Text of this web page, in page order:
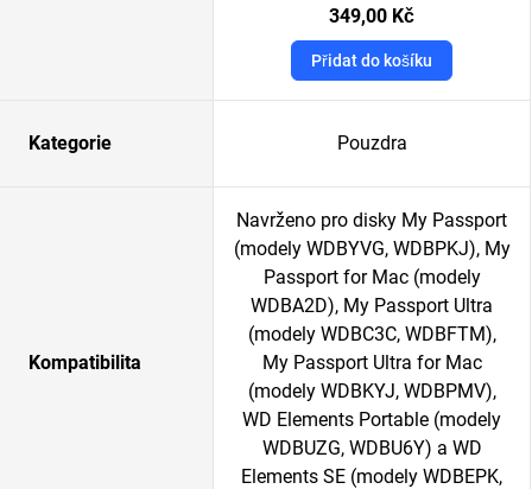
349,00 Kč
Přidat do košíku
Kategorie Pouzdra
Kompatibilita
Navrženo pro disky My Passport
(modely WDBYVG, WDBPKJ), My
Passport for Mac (modely
WDBA2D), My Passport Ultra
(modely WDBC3C, WDBFTM),
My Passport Ultra for Mac
(modely WDBKYJ, WDBPMV),
WD Elements Portable (modely
WDBUZG, WDBU6Y) a WD
Elements SE (modely WDBEPK,